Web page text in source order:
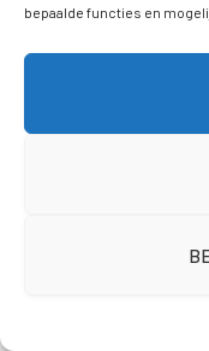
bepaalde functies en
ALGEMEEN